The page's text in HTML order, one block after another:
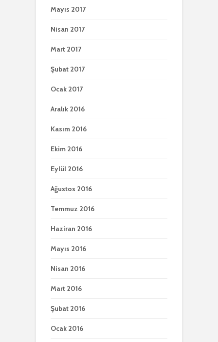
Mayıs 2017
Nisan 2017
Mart 2017
Şubat 2017
Ocak 2017
Aralık 2016
Kasım 2016
Ekim 2016
Eylül 2016
Ağustos 2016
Temmuz 2016
Haziran 2016
Mayıs 2016
Nisan 2016
Mart 2016
Şubat 2016
Ocak 2016